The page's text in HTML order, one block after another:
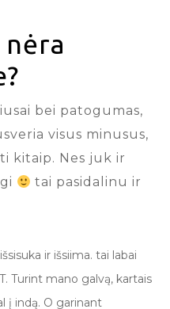
bei patogumas,
visus minusus,
kitaip. Nes juk ir
tai pasidalinu ir
ir išsiima. tai labai
Turint mano galvą, kartais
į indą. O garinant